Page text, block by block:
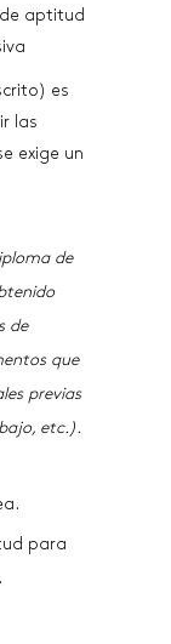
aptitud
es
las
exige un
de
de
que
previas
etc.).
para